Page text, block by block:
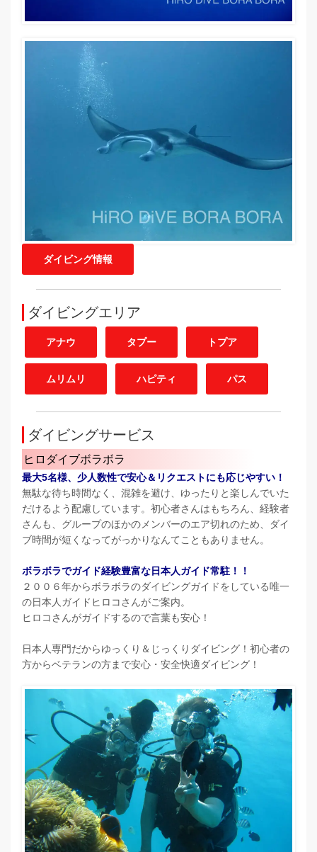
ダイビング情報
ダイビングエリア
アナウ タプー トプア
ムリムリ ハピティ パス
ダイビングサービス
ヒロダイブボラボラ
最大5名様、少人数性で安心＆リクエストにも応じやすい！
無駄な待ち時間なく、混雑を避け、ゆったりと楽しんでいた
だけるよう配慮しています。初心者さんはもちろん、経験者
さんも、グループのほかのメンバーのエア切れのため、ダイ
ブ時間が短くなってがっかりなんてこともありません。
ボラボラでガイド経験豊富な日本人ガイド常駐！！
２００６年からボラボラのダイビングガイドをしている唯一
の日本人ガイドヒロコさんがご案内。
ヒロコさんがガイドするので言葉も安心！
日本人専門だからゆっくり＆じっくりダイビング！初心者の
方からベテランの方まで安心・安全快適ダイビング！